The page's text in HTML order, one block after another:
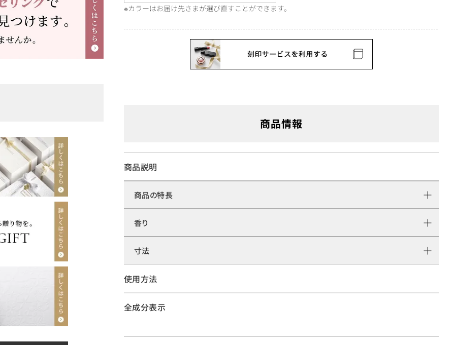
※カラーはお届け先さまが選び直すことができます。
商品情報
商品説明
商品の特長
香り
寸法
使用方法
全成分表示